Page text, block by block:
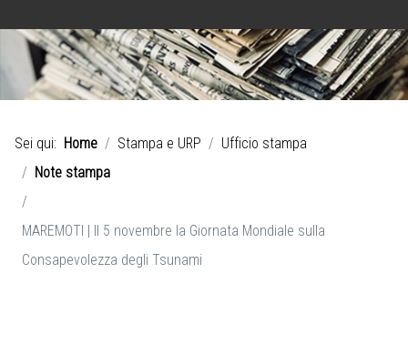
Sei qui: Home Stampa e URP
Ufficio stampa
Note stampa
MAREMOTI | Il 5 novembre la Giornata Mondiale sulla
Consapevolezza degli Tsunami